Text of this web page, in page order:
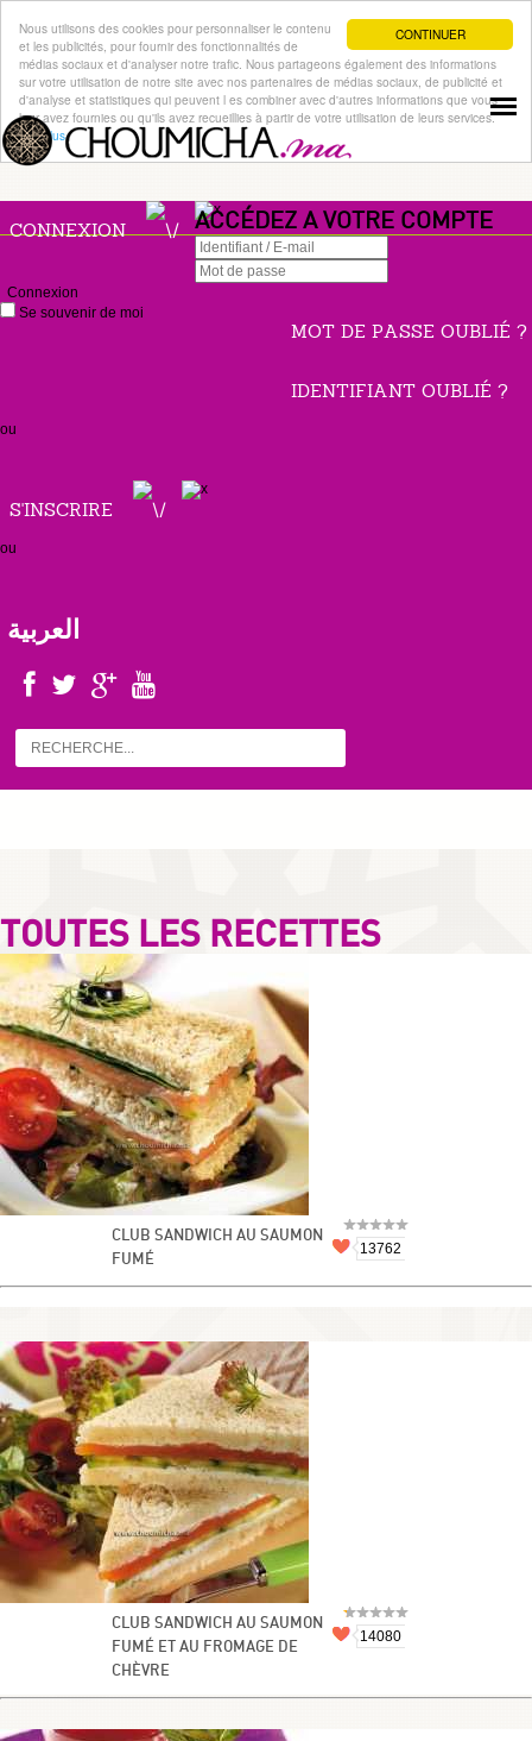
CONTINUER
Nous utilisons des cookies pour personnaliser le contenu
et les publicités, pour fournir des fonctionnalités de
médias sociaux et d'analyser notre trafic. Nous partageons également des informations
sur votre utilisation de notre site avec nos partenaires de médias sociaux, de publicité et
d'analyse et statistiques qui peuvent l es combiner avec d'autres informations que vous
leur avez fournies ou qu'ils avez recueillies à partir de votre utilisation de leurs services.
Lire plus
CONNEXION ACCÉDEZ A VOTRE COMPTE
Connexion
Se souvenir de moi
MOT DE PASSE OUBLIÉ ?
IDENTIFIANT OUBLIÉ ?
ou
S'INSCRIRE
ou
العربية
TOUTES LES RECETTES
CLUB SANDWICH AU SAUMON
FUMÉ
13762
CLUB SANDWICH AU SAUMON
FUMÉ ET AU FROMAGE DE
CHÈVRE
14080